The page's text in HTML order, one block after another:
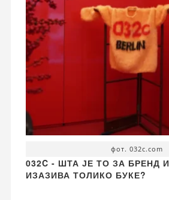
фот. 032c.com
032C - ШТА ЈЕ ТО ЗА БРЕНД
ИЗАЗИВА ТОЛИКО БУКЕ?